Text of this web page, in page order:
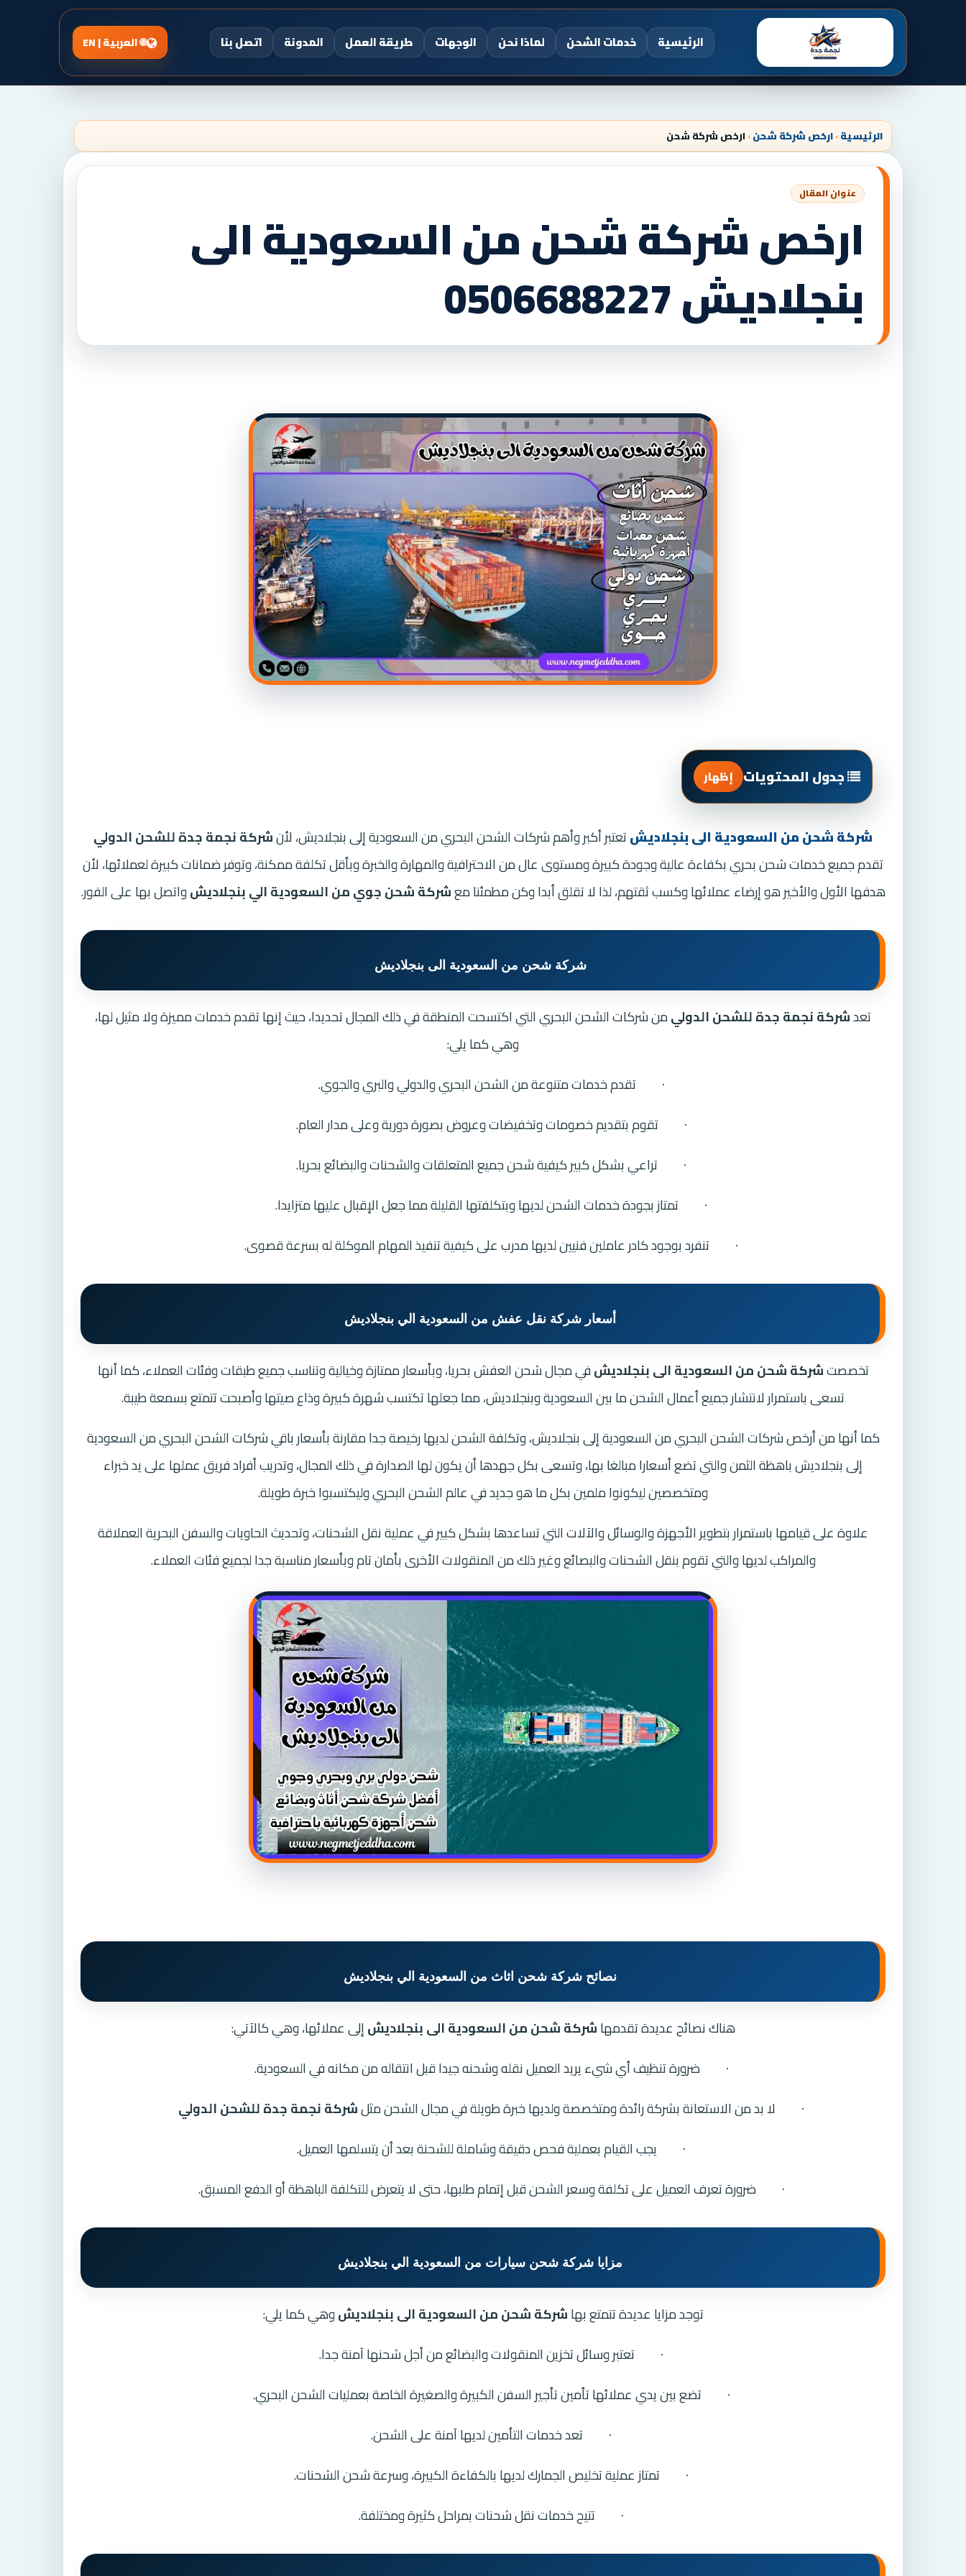
الرئيسية خدمات الشحن لماذا نحن الوجهات طريقة العمل المدونة اتصل بنا العربية | EN
الرئيسية›ارخص شركة شحن›ارخص شركة شحن
ارخص شركة شحن من السعودية الى
بنجلاديش 0506688227
جدول المحتويات إظهار
شركة شحن من السعودية الى بنجلاديشتعتبر أكبر وأهم شركات الشحن البحري من السعودية إلى بنجلاديش، لأنشركة نجمة جدة للشحن الدولي
تقدم جميع خدمات شحن بحري بكفاءة عالية وجودة كبيرة ومستوى عال من الاحترافية والمهارة والخبرة وبأقل تكلفة ممكنة، وتوفر ضمانات كبيرة لعملائها، لأن
هدفها الأول والأخير هو إرضاء عملائها وكسب ثقتهم، لذا لا تقلق أبدا وكن مطمئنا معشركة شحن جوي من السعودية الي بنجلاديشواتصل بها على الفور.
شركة شحن من السعودية الى بنجلاديش
تعدشركة نجمة جدة للشحن الدوليمن شركات الشحن البحري التي اكتسحت المنطقة في ذلك المجال تحديدا، حيث إنها تقدم خدمات مميزة ولا مثيل لها،
وهي كما يلي:
· تقدم خدمات متنوعة من الشحن البحري والدولي والبري والجوي.
· تقوم بتقديم خصومات وتخفيضات وعروض بصورة دورية وعلى مدار العام.
· تراعي بشكل كبير كيفية شحن جميع المتعلقات والشحنات والبضائع بحريا.
· تمتاز بجودة خدمات الشحن لديها وبتكلفتها القليلة مما جعل الإقبال عليها متزايدا.
· تنفرد بوجود كادر عاملين فنيين لديها مدرب على كيفية تنفيذ المهام الموكلة له بسرعة قصوى.
أسعار شركة نقل عفش من السعودية الي بنجلاديش
تخصصتشركة شحن من السعودية الى بنجلاديشفي مجال شحن العفش بحريا، وبأسعار ممتازة وخيالية وتناسب جميع طبقات وفئات العملاء، كما أنها
تسعى باستمرار لانتشار جميع أعمال الشحن ما بين السعودية وبنجلاديش، مما جعلها تكتسب شهرة كبيرة وذاع صيتها وأصبحت تتمتع بسمعة طيبة.
كما أنها من أرخص شركات الشحن البحري من السعودية إلى بنجلاديش، وتكلفة الشحن لديها رخيصة جدا مقارنة بأسعار باقي شركات الشحن البحري من السعودية
إلى بنجلاديش باهظة الثمن والتي تضع أسعارا مبالغا بها، وتسعى بكل جهدها أن يكون لها الصدارة في ذلك المجال، وتدريب أفراد فريق عملها على يد خبراء
ومتخصصين ليكونوا ملمين بكل ما هو جديد في عالم الشحن البحري وليكتسبوا خبرة طويلة.
علاوة على قيامها باستمرار بتطوير الأجهزة والوسائل والآلات التي تساعدها بشكل كبير في عملية نقل الشحنات، وتحديث الحاويات والسفن البحرية العملاقة
والمراكب لديها والتي تقوم بنقل الشحنات والبصائع وغير ذلك من المنقولات الأخرى بأمان تام وبأسعار مناسبة جدا لجميع فئات العملاء.
نصائح شركة شحن اثاث من السعودية الي بنجلاديش
هناك نصائح عديدة تقدمهاشركة شحن من السعودية الى بنجلاديشإلى عملائها، وهي كالآتي:
· ضرورة تنظيف أي شيء يريد العميل نقله وشحنه جيدا قبل انتقاله من مكانه في السعودية.
· لا بد من الاستعانة بشركة رائدة ومتخصصة ولديها خبرة طويلة في مجال الشحن مثلشركة نجمة جدة للشحن الدولي
· يجب القيام بعملية فحص دقيقة وشاملة للشحنة بعد أن يتسلمها العميل.
· ضرورة تعرف العميل على تكلفة وسعر الشحن قبل إتمام طلبها، حتى لا يتعرض للتكلفة الباهظة أو الدفع المسبق.
مزايا شركة شحن سيارات من السعودية الي بنجلاديش
توجد مزايا عديدة تتمتع بهاشركة شحن من السعودية الى بنجلاديشوهي كما يلي:
· تعتبر وسائل تخزين المنقولات والبضائع من أجل شحنها آمنة جدا.
· تضع بين يدي عملائها تأمين تأجير السفن الكبيرة والصغيرة الخاصة بعمليات الشحن البحري.
· تعد خدمات التأمين لديها آمنة على الشحن.
· تمتاز عملية تخليص الجمارك لديها بالكفاءة الكبيرة، وسرعة شحن الشحنات.
· تتيح خدمات نقل شحنات بمراحل كثيرة ومختلفة.